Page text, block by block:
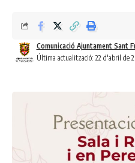
Última actualització: 22 d'abril de
Comunicació Ajuntament Sant